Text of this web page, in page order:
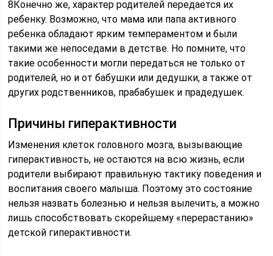
8Конечно же, характер родителей передается их
ребенку. Возможно, что мама или папа активного
ребенка обладают ярким темпераментом и были
такими же непоседами в детстве. Но помните, что
такие особенности могли передаться не только от
родителей, но и от бабушки или дедушки, а также от
других родственников, прабабушек и прадедушек.
Причины гиперактивности
Изменения клеток головного мозга, вызывающие
гиперактивность, не остаются на всю жизнь, если
родители выбирают правильную тактику поведения и
воспитания своего малыша. Поэтому это состояние
нельзя назвать болезнью и нельзя вылечить, а можно
лишь способствовать скорейшему «перерастанию»
детской гиперактивности.